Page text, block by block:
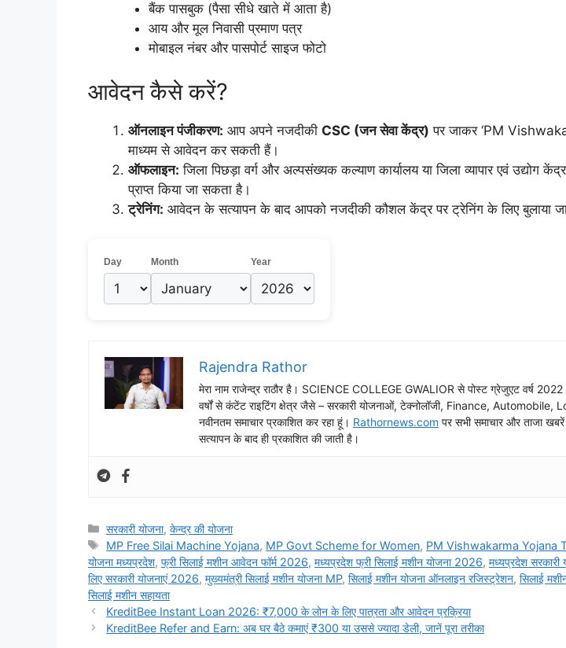
​बैंक पासबुक (पैसा सीधे खाते में आता है)
​आय और मूल निवासी प्रमाण पत्र
​मोबाइल नंबर और पासपोर्ट साइज फोटो
​आवेदन कैसे करें?
ऑनलाइन पंजीकरण: आप अपने नजदीकी CSC (जन सेवा केंद्र) पर जाकर ‘PM
माध्यम से आवेदन कर सकती हैं।
ऑफलाइन: जिला पिछड़ा वर्ग और अल्पसंख्यक कल्याण कार्यालय या जिला व्यापार एवं उद्योग
प्राप्त किया जा सकता है।
ट्रेनिंग: आवेदन के सत्यापन के बाद आपको नजदीकी कौशल केंद्र पर ट्रेनिंग के लिए बुलाया
Day Month Year
Rajendra Rathor
मेरा नाम राजेन्द्र राठौर है। SCIENCE COLLEGE GWALIOR से पोस्ट ग्रेजुएट वर्ष
वर्षों से कंटेंट राइटिंग क्षेत्र जैसे – सरकारी योजनाओं, टेक्नोलॉजी, Finance, Automobile,
नवीनतम समाचार प्रकाशित कर रहा हूं। Rathornews.com पर सभी समाचार और ताजा
सत्यापन के बाद ही प्रकाशित की जाती है।
Categories
सरकारी योजना,केन्द्र की योजना
Tags
MP Free Silai Machine Yojana, MP Govt Scheme for Women, PM Vishwakarma Yojana
योजना मध्यप्रदेश, फ्री सिलाई मशीन आवेदन फॉर्म 2026, मध्यप्रदेश फ्री सिलाई मशीन योजना 2026, मध्यप्रदेश
लिए सरकारी योजनाएं 2026, मुख्यमंत्री सिलाई मशीन योजना MP, सिलाई मशीन योजना ऑनलाइन रजिस्ट्रेशन, सिलाई
सिलाई मशीन सहायता
KreditBee Instant Loan 2026: ₹7,000 के लोन के लिए पात्रता और आवेदन प्रक्रिया
KreditBee Refer and Earn: अब घर बैठे कमाएं ₹300 या उससे ज्यादा डेली, जानें पूरा तरीका